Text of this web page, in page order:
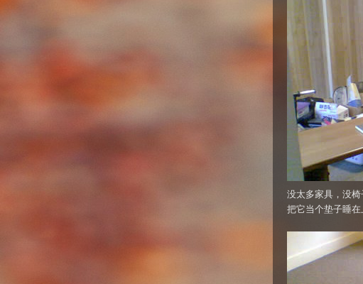
没太多家具，没
把它当个垫子睡在